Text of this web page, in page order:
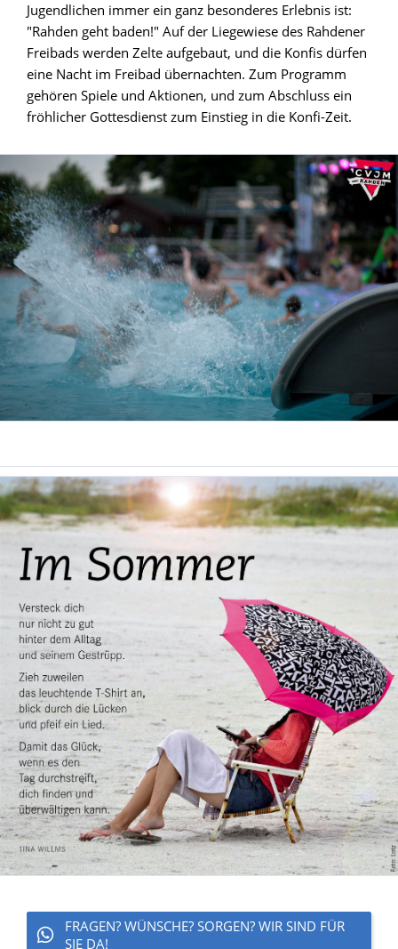
Jugendlichen immer ein ganz besonderes Erlebnis ist:
"Rahden geht baden!" Auf der Liegewiese des Rahdener
Freibads werden Zelte aufgebaut, und die Konfis dürfen
eine Nacht im Freibad übernachten. Zum Programm
gehören Spiele und Aktionen, und zum Abschluss ein
fröhlicher Gottesdienst zum Einstieg in die Konfi-Zeit.
FRAGEN? WÜNSCHE? SORGEN? WIR SIND FÜR
SIE DA!